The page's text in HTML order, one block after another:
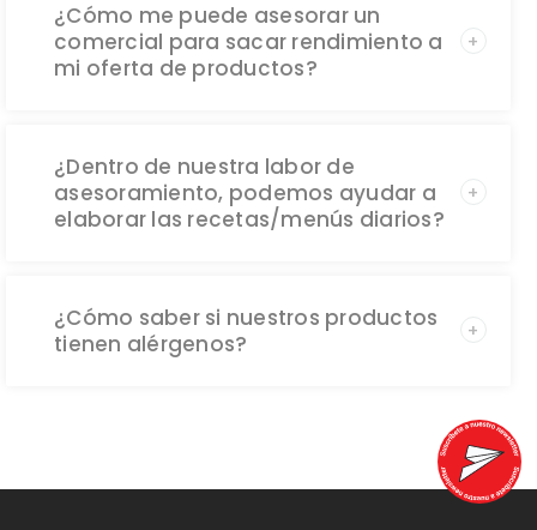
¿Cómo me puede asesorar un
comercial para sacar rendimiento a
mi oferta de productos?
¿Dentro de nuestra labor de
asesoramiento, podemos ayudar a
elaborar las recetas/menús diarios?
¿Cómo saber si nuestros productos
tienen alérgenos?